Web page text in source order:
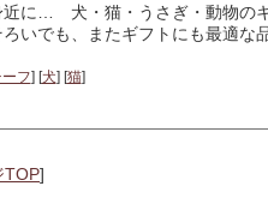
近に… 犬・猫・うさぎ・動物の
いでも、またギフトにも最適
フ] [犬] [猫]
TOP]